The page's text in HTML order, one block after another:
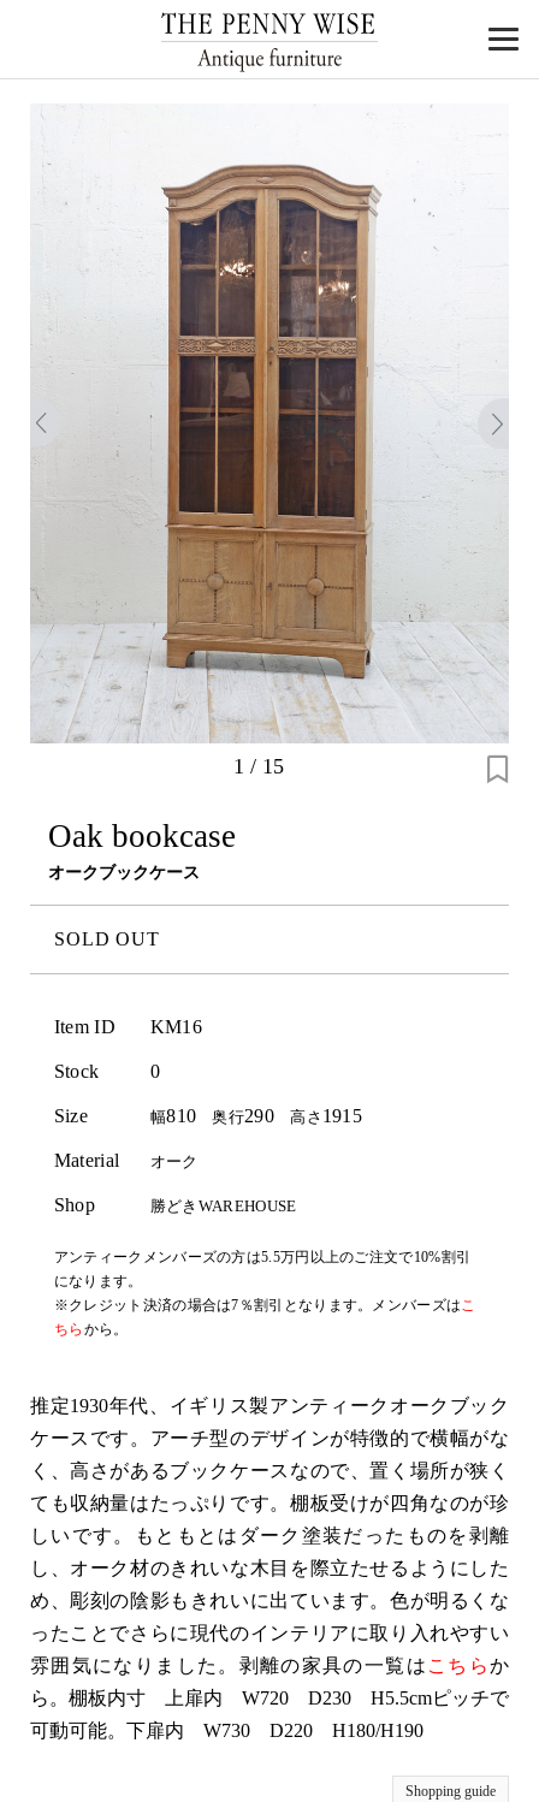
1 / 15
Oak bookcase
オークブックケース
SOLD OUT
Item ID KM16
Stock 0
Size 幅810 奥行290高さ 1915
Material オーク
Shop 勝どきWAREHOUSE
アンティークメンバーズの方は5.5万円以上のご注文で10%割引
になります。
※クレジット決済の場合は7％割引となります。メンバーズはこ
ちら から。
推定1930年代、イギリス製アンティークオークブック
ケースです。アーチ型のデザインが特徴的で横幅がな
く、高さがあるブックケースなので、置く場所が狭く
ても収納量はたっぷりです。棚板受けが四角なのが珍
しいです。もともとはダーク塗装だったものを剥離
し、オーク材のきれいな木目を際立たせるようにした
め、彫刻の陰影もきれいに出ています。色が明るくな
ったことでさらに現代のインテリアに取り入れやすい
雰囲気になりました。剥離の家具の一覧は こちらか
ら。棚板内寸 上扉内 W720 D230 H5.5cmピッチで
可動可能。下扉内 W730 D220 H180/H190
Shopping guide